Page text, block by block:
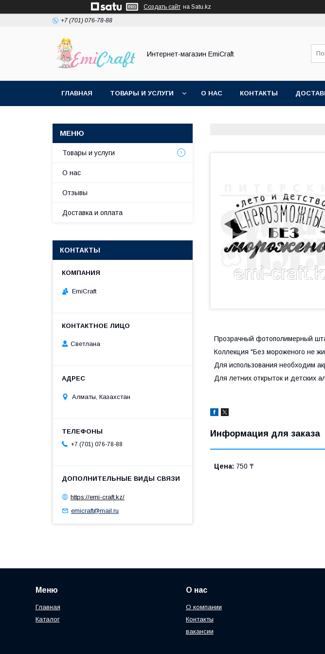
Создать сайт на Satu.kz
+7 (701) 076-78-88
Интернет-магазин EmiCraft
ГЛАВНАЯ ТОВАРЫ И УСЛУГИ О НАС КОНТАКТЫ
Прозрачный фотополимерный
Коллекция "Без мороженого не
Для использования необходим
Для летних открыток и детских
Информация для заказа
Цена: 750 ₸
Товары и услуги
О нас
Отзывы
Доставка и оплата
КОНТАКТЫ
EmiCraft
Светлана
Алматы, Казахстан
+7 (701) 076-78-88
https://emi-craft.kz/
emicraft@mail.ru
Меню
Главная
Каталог
О нас
О компании
Контакты
вакансии